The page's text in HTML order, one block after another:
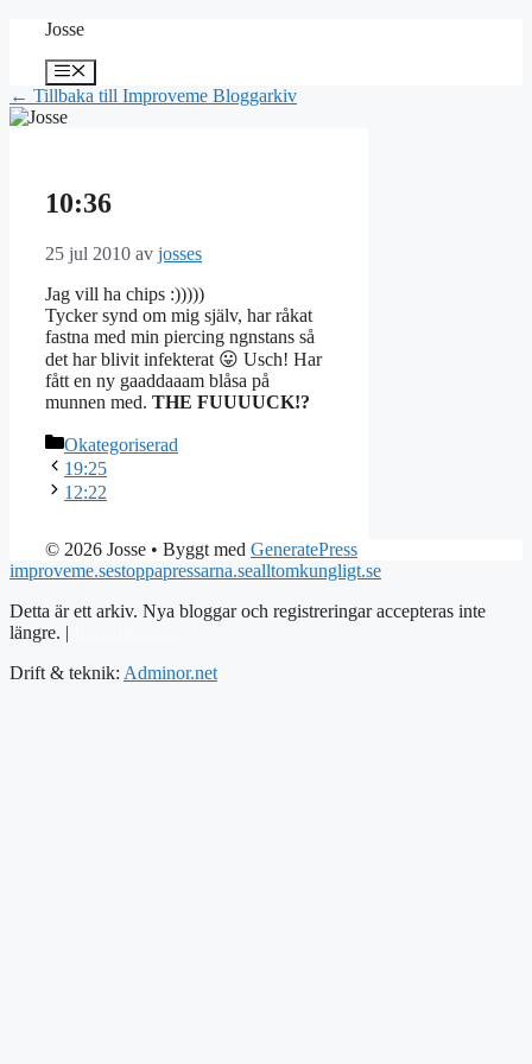
Hoppa
innehåll
Josse
Meny
← Tillbaka till Improveme Bloggarkiv
10:36
25 jul 2010 av josses
Jag vill ha chips :)))))
Tycker synd om mig själv, har råkat
fastna med min piercing ngnstans så
det har blivit infekterat 😛 Usch! Har
fått en ny gaaddaaam blåsa på
munnen med. THE FUUUUCK!?
Kategorier
Okategoriserad
19:25
12:22
© 2026 Josse • Byggt med GeneratePress
improveme.sestoppapressarna.sealltomkungligt.se
Detta är ett arkiv. Nya bloggar och registreringar accepteras inte
längre. |
Drift & teknik: Adminor.net